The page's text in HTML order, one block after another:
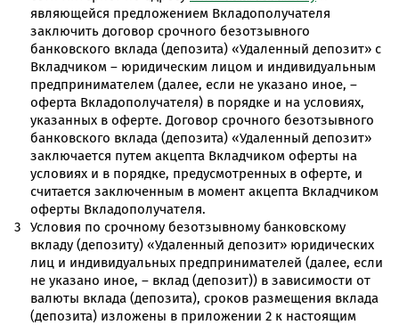
являющейся предложением Вкладополучателя
заключить договор срочного безотзывного
банковского вклада (депозита) «Удаленный депозит» с
Вкладчиком – юридическим лицом и индивидуальным
предпринимателем (далее, если не указано иное, –
оферта Вкладополучателя) в порядке и на условиях,
указанных в оферте. Договор срочного безотзывного
банковского вклада (депозита) «Удаленный депозит»
заключается путем акцепта Вкладчиком оферты на
условиях и в порядке, предусмотренных в оферте, и
считается заключенным в момент акцепта Вкладчиком
оферты Вкладополучателя.
Условия по срочному безотзывному банковскому
вкладу (депозиту) «Удаленный депозит» юридических
лиц и индивидуальных предпринимателей (далее, если
не указано иное, – вклад (депозит)) в зависимости от
валюты вклада (депозита), сроков размещения вклада
(депозита) изложены в приложении 2 к настоящим